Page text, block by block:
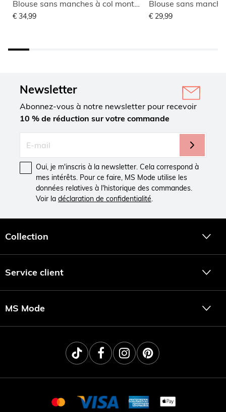
€ 34,99 € 29,99
Newsletter
Abonnez-vous à notre newsletter pour recevoir
10 % de réduction sur votre commande
Oui, je m'inscris à la newsletter. Cela correspond à
mes intérêts. Pour ce faire, MS Mode utilise les
données relatives à l'historique des commandes.
Voir la déclaration de confidentialité.
Collection
Service client
MS Mode